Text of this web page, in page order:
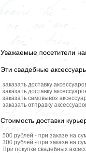
Уважаемые посетители
Эти свадебные
заказать доставку
заказать доставку
заказать самовывоз
заказать отправку
Стоимость доставки
500 рублей - при заказе на
300 рублей - при заказе на
При покупке свадебных